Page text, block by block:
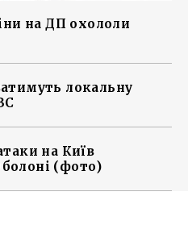
на ДП охололи
локальну
на Київ
(фото)